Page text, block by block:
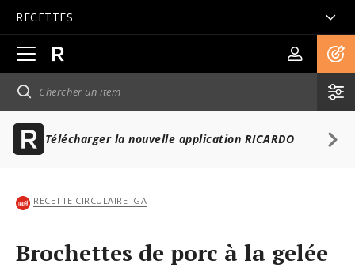
RECETTES
Ouvrir
la
navigation
principale
Télécharger la nouvelle application RICARDO
RECETTE CIRCULAIRE IGA
Brochettes de porc à la gelée